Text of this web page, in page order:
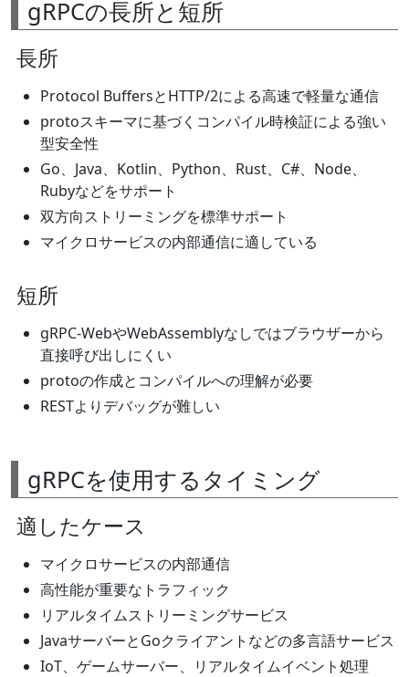
gRPCの長所と短所
長所
Protocol BuffersとHTTP/2による高速で軽量な通信
protoスキーマに基づくコンパイル時検証による強い
型安全性
Go、Java、Kotlin、Python、Rust、C#、Node、
Rubyなどをサポート
双方向ストリーミングを標準サポート
マイクロサービスの内部通信に適している
短所
gRPC-WebやWebAssemblyなしではブラウザーから
直接呼び出しにくい
protoの作成とコンパイルへの理解が必要
RESTよりデバッグが難しい
gRPCを使用するタイミング
適したケース
マイクロサービスの内部通信
高性能が重要なトラフィック
リアルタイムストリーミングサービス
JavaサーバーとGoクライアントなどの多言語サービス
IoT、ゲームサーバー、リアルタイムイベント処理